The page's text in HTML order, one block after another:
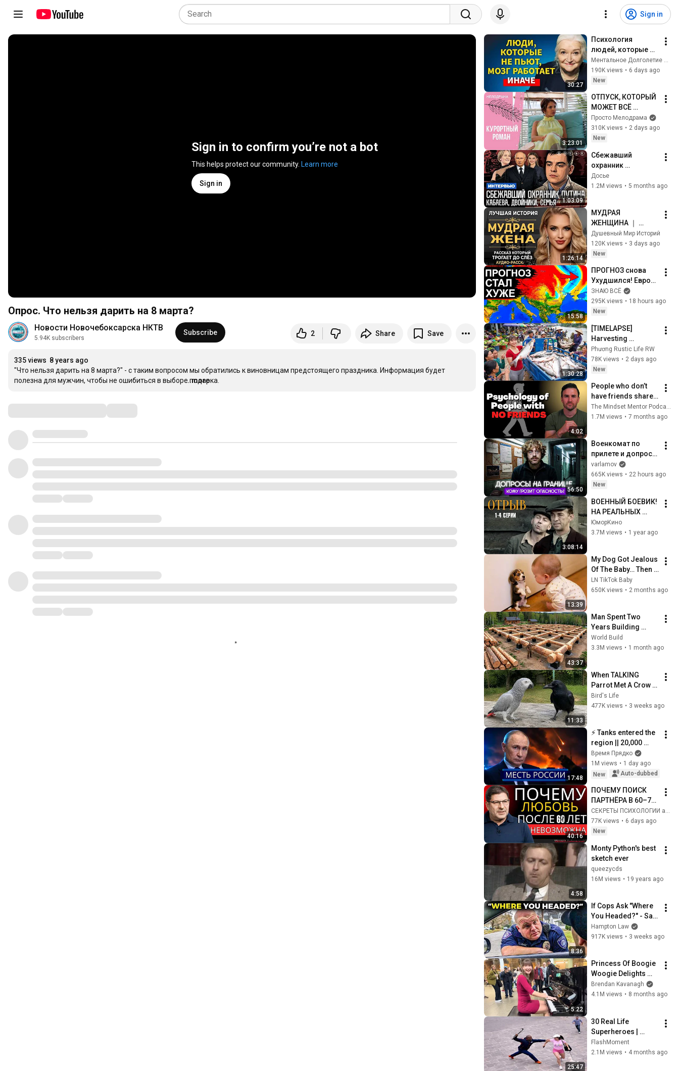
Sign in
Sign in to confirm you’re not a bot
This helps protect our community. Learn more
Sign in
Опрос. Что нельзя дарить на 8 марта?
Новости Новочебоксарска НКТВ
5.94K subscribers
Subscribe 2 Share Save
335 views 8 years ago
"Что нельзя дарить на 8 марта?" - с таким вопросом мы обратились к виновницам предстоящего праздника. Информация будет
полезна для мужчин, чтобы не ошибиться в выборе подарка.
...more
30:27
Психология
людей, которые НЕ
пьют алкоголь
(согласно
нейронауке) |
Черниговская
Ментальное Долголетие and 2 more
190K views • 6 days ago
New
3:23:01
ОТПУСК, КОТОРЫЙ
МОЖЕТ ВСЁ
ИЗМЕНИТЬ!
Курортный роман.
Все серии
Просто Мелодрама
310K views • 2 days ago
New
1:03:09
Сбежавший
охранник
президента.
Кабаева. Семья.
Интервью
Досье
1.2M views • 5 months ago
1:26:14
МУДРАЯ
ЖЕНЩИНА ｜
Рассказ, который
трогает до
глубины души.
история ｜ Аудио
рассказ.
Душевный Мир Историй
120K views • 3 days ago
New
15:58
ПРОГНОЗ снова
Ухудшился! Европу
и Россию ждут
резкие перемены.
Новый удар на
ЗНАЮ ВСЁ
295K views • 18 hours ago
New
1:30:28
[TIMELAPSE]
Harvesting
Thousands Of Giant
Fish From Farmers'
Nets | Village Market
Phương Rustic Life RW
78K views • 2 days ago
New
4:02
People who don’t
have friends share
these five
personality traits
The Mindset Mentor Podcast
1.7M views • 7 months ago
56:50
Военкомат по
прилете и допросы
ФСБ. Как
проверяют на
границе? | Советы
Россию
varlamov
665K views • 22 hours ago
New
3:08:14
ВОЕННЫЙ БОЕВИК!
НА РЕАЛЬНЫХ
СОБЫТИЯХ! Отрыв |
1-4 Серии
ЮморКино
3.7M views • 1 year ago
13:39
My Dog Got Jealous
Of The Baby… Then
This Happened 😂🐶
LN TikTok Baby
650K views • 2 months ago
43:37
Man Spent Two
Years Building
HUGE Wooden
House for his
@bjornbrenton
World Build
3.3M views • 1 month ago
11:33
When TALKING
Parrot Met A Crow
😂 Hilarious Birds
Video
Bird's Life
477K views • 3 weeks ago
17:48
⚡️ Tanks entered the
region || 20,000
military personnel
deployed to the
streets
Время Прядко
1M views • 1 day ago
New
Auto-dubbed
40:16
ПОЧЕМУ ПОИСК
ПАРТНЁРА В 60–70
ЛЕТ МОЖЕТ
ПОЛНОСТЬЮ
ПЕРЕВЕРНУТЬ
МИХАИЛ
ЛАБКОВСКИЙ
СЕКРЕТЫ ПСИХОЛОГИИ and Мудрый Разум
77K views • 6 days ago
New
4:58
Monty Python's best
sketch ever
queezycds
16M views • 19 years ago
8:36
If Cops Ask "Where
You Headed?" - Say
THIS (Simple
Phrase)
Hampton Law
917K views • 3 weeks ago
5:22
Princess Of Boogie
Woogie Delights
Everyone
Brendan Kavanagh
4.1M views • 8 months ago
25:47
30 Real Life
Superheroes |
Random Acts of
Kindness That Will
FlashMoment
2.1M views • 4 months ago